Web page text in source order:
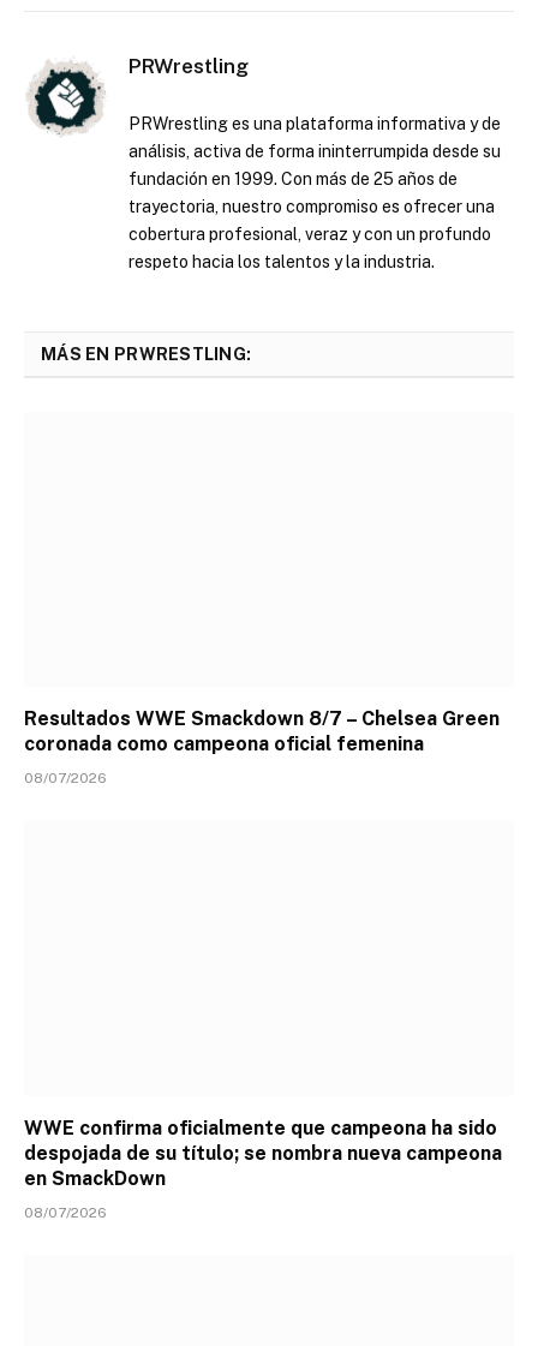
PRWrestling
PRWrestling es una plataforma informativa y de
análisis, activa de forma ininterrumpida desde su
fundación en 1999. Con más de 25 años de
trayectoria, nuestro compromiso es ofrecer una
cobertura profesional, veraz y con un profundo
respeto hacia los talentos y la industria.
MÁS EN PRWRESTLING:
Resultados WWE Smackdown 8/7 – Chelsea Green
coronada como campeona oficial femenina
08/07/2026
WWE confirma oficialmente que campeona ha sido
despojada de su título; se nombra nueva campeona
en SmackDown
08/07/2026